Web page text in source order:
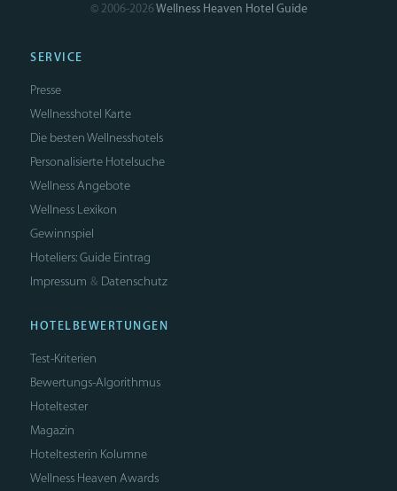
© 2006-2026Wellness Heaven Hotel Guide
SERVICE
Presse
Wellnesshotel Karte
Die besten Wellnesshotels
Personalisierte Hotelsuche
Wellness Angebote
Wellness Lexikon
Gewinnspiel
Hoteliers: Guide Eintrag
Impressum & Datenschutz
HOTELBEWERTUNGEN
Test-Kriterien
Bewertungs-Algorithmus
Hoteltester
Magazin
Hoteltesterin Kolumne
Wellness Heaven Awards